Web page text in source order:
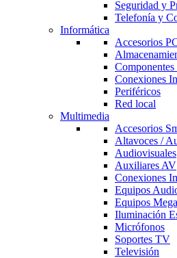
Seguridad y
Telefonía y
Informática
Accesorios
Conexiones
Periféricos
Red local
Multimedia
Accesorios
Altavoces /
Audiovisuales
Auxiliares AV
Conexiones
Equipos
Equipos
Iluminación
Micrófonos
Soportes TV
Televisión